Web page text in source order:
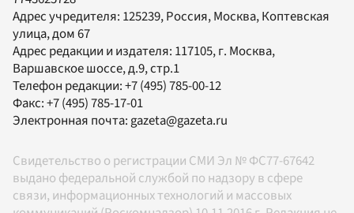
Адрес учредителя: 125239, Россия, Москва, Коптевская
улица, дом 67
Адрес редакции и издателя: 117105, г. Москва,
Варшавское шоссе, д.9, стр.1
Телефон редакции:+7 (495) 785-00-12
Факс:+7 (495) 785-17-01
Электронная почта:gazeta@gazeta.ru
Свидетельство о регистрации СМИ Эл № ФС77-67642
выдано федеральной службой по надзору в сфере
связи, информационных технологий и массовых